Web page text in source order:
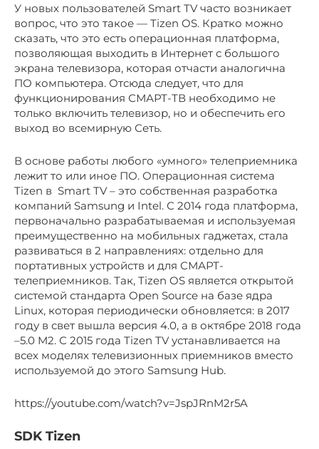
У новых пользователей Smart TV часто возникает
вопрос, что это такое — Tizen OS. Кратко можно
сказать, что это есть операционная платформа,
позволяющая выходить в Интернет с большого
экрана телевизора, которая отчасти аналогична
ПО компьютера. Отсюда следует, что для
функционирования СМАРТ-ТВ необходимо не
только включить телевизор, но и обеспечить его
выход во всемирную Сеть.
В основе работы любого «умного» телеприемника
лежит то или иное ПО. Операционная система
Tizen в Smart TV – это собственная разработка
компаний Samsung и Intel. С 2014 года платформа,
первоначально разрабатываемая и используемая
преимущественно на мобильных гаджетах, стала
развиваться в 2 направлениях: отдельно для
портативных устройств и для СМАРТ-
телеприемников. Так, Tizen OS является открытой
системой стандарта Open Source на базе ядра
Linux, которая периодически обновляется: в 2017
году в свет вышла версия 4.0, а в октябре 2018 года
–5.0 M2. С 2015 года Tizen TV устанавливается на
всех моделях телевизионных приемников вместо
используемой до этого Samsung Hub.
https://youtube.com/watch?v=JspJRnM2r5A
SDK Tizen